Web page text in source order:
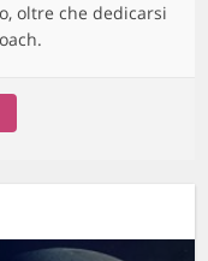
oltre che dedicarsi